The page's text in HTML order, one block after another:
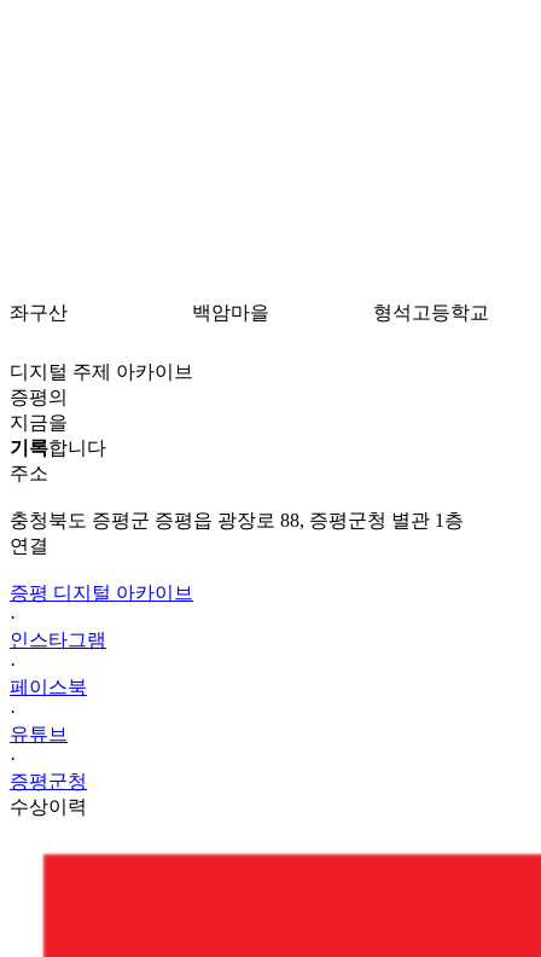
좌구산 백암마을 형석고등학교
디지털 주제 아카이브
증평의
지금을
기록합니다
주소
충청북도 증평군 증평읍 광장로 88, 증평군청 별관 1층
연결
증평 디지털 아카이브
·
인스타그램
·
페이스북
·
유튜브
·
증평군청
수상이력